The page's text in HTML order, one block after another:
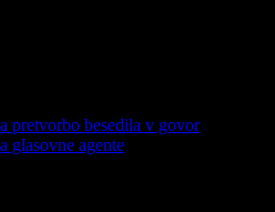
pretvorbo besedila v govor
glasovne agente